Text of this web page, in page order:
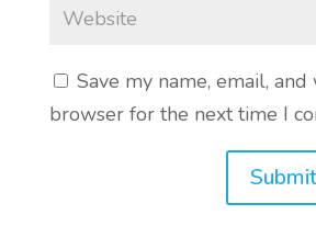
Save my name, email,
browser for the next time I